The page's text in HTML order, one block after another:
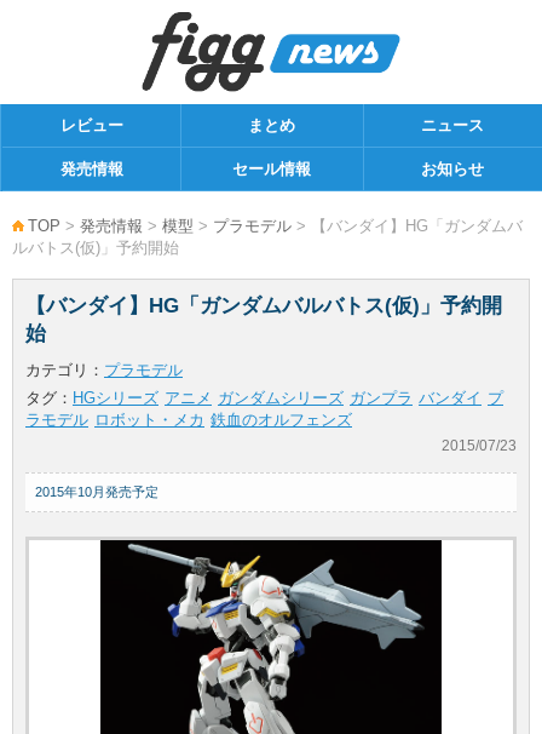
レビュー まとめ ニュース
発売情報 セール情報 お知らせ
TOP > 発売情報 > 模型 > プラモデル > 【バンダイ】HG「ガンダムバ
ルバトス(仮)」予約開始
【バンダイ】HG「ガンダムバルバトス(仮)」予約開
始
カテゴリ： プラモデル
タグ： HGシリーズ アニメ ガンダムシリーズ ガンプラ バンダイ プ
ラモデル ロボット・メカ 鉄血のオルフェンズ
2015/07/23
2015年10月発売予定